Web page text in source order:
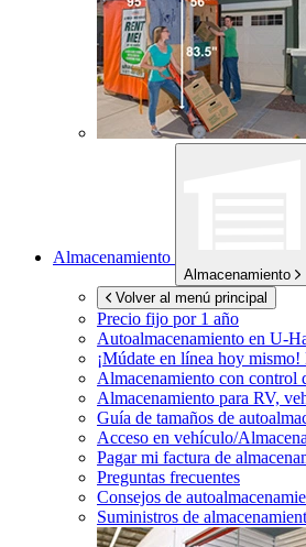
Almacenamiento
Almacenamiento
Volver al menú principal
Precio fijo por 1 año
Autoalmacenamiento en U-
¡Múdate en línea hoy mismo!
Almacenamiento con control
Almacenamiento para RV,
Guía de tamaños de
Acceso en vehículo/
Pagar mi factura de
Preguntas frecuentes
Consejos de
Suministros de